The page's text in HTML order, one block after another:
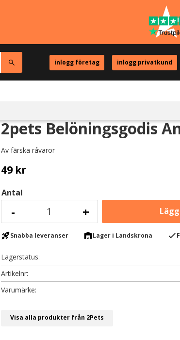
inlogg företag inlogg privatkund
2pets Belöningsgodis
Av färska råvaror
49kr
Antal
+
-
rocket_launchSnabba leveranser warehouseLager i Landskrona check
Lagerstatus
Artikelnr
Visa alla produkter från 2Pets